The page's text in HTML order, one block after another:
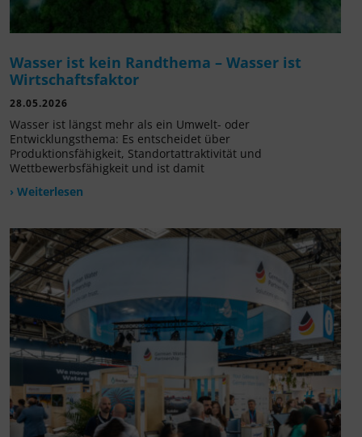
Wasser ist kein Randthema – Wasser ist
Wirtschaftsfaktor
28.05.2026
Wasser ist längst mehr als ein Umwelt- oder
Entwicklungsthema: Es entscheidet über
Produktionsfähigkeit, Standortattraktivität und
Wettbewerbsfähigkeit und ist damit
› Weiterlesen